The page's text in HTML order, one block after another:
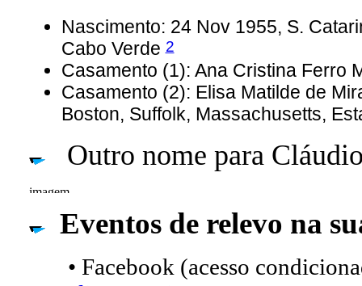
Nascimento: 24 Nov 1955, S.
Cabo Verde2
Casamento (1): Ana Cristina Ferro
Casamento (2): Elisa Matilde de
Boston, Suffolk, Massachusetts,
Outro nome para
Eventos de relevo na
• Facebook (acesso